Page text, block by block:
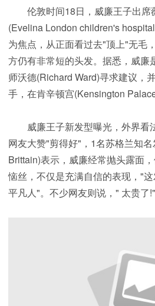
伦敦时间18日，威廉王子出席
(Evelina London children's
为焦点，从正面看过去"顶上"无毛
方仍有非常短的头发。据悉，威廉
师沃德(Richard Ward)寻求建议，
手，在肯辛顿宫(Kensington
威廉王子新发型曝光，外界看
网友大赞"剪得好"，1名苏格兰知
Brittain)表示，威廉经常抛头露面
恼丝，不仅是充满自信的表现，"
平凡人"。不少网友则说，" 太贵了